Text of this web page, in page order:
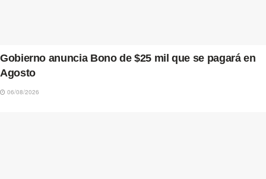
Gobierno anuncia Bono de $25 mil que se pagará en
Agosto
06/08/2026